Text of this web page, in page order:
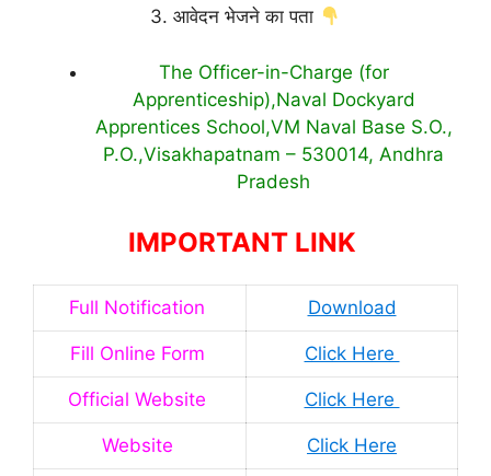
3. आवेदन भेजने का पता
The Officer-in-Charge (for
Apprenticeship),Naval Dockyard
Apprentices School,VM Naval Base S.O.,
P.O.,Visakhapatnam – 530014, Andhra
Pradesh
IMPORTANT LINK
Full Notification Download
Fill Online Form Click Here
Official Website Click Here
Website Click Here